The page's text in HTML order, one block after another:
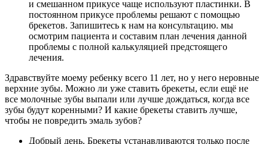
и смешанном прикусе чаще используют пластинки. В
постоянном прикусе проблемы решают с помощью
брекетов. Запишитесь к нам на консультацию. мы
осмотрим пациента и составим план лечения данной
проблемы с полной калькуляцией предстоящего
лечения.
Здравствуйте моему ребенку всего 11 лет, но у него неровные
верхние зубы. Можно ли уже ставить брекеты, если ещё не
все молочные зубы выпали или лучше дождаться, когда все
зубы будут коренными? И какие брекеты ставить лучше,
чтобы не повредить эмаль зубов?
Добрый день. Брекеты устанавливаются только после